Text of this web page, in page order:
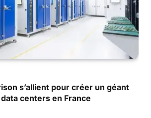
s’allient pour créer un géant
centers en France